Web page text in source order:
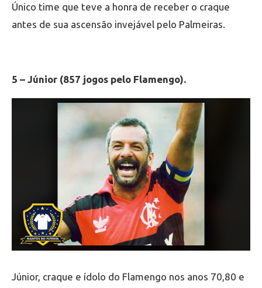
Único time que teve a honra de receber o craque
antes de sua ascensão invejável pelo Palmeiras.
5 – Júnior (857 jogos pelo Flamengo).
Júnior, craque e ídolo do Flamengo nos anos 70,80 e